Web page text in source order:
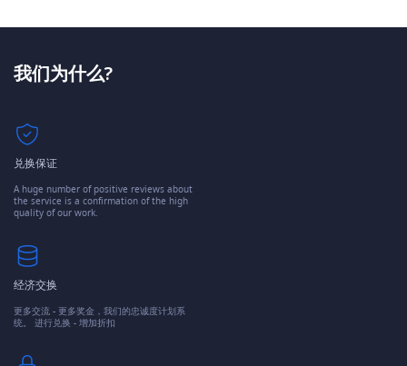
我们为什么?
兑换保证
A huge number of positive reviews about
the service is a confirmation of the high
quality of our work.
经济交换
更多交流 - 更多奖金，我们的忠诚度计划系
统。 进行兑换 - 增加折扣